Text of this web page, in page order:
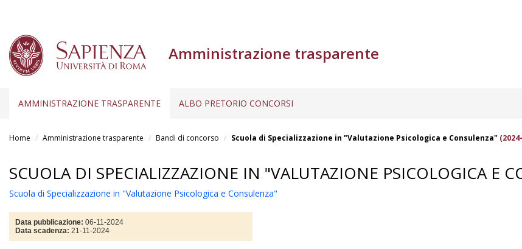
Amministrazione trasparente
AMMINISTRAZIONE TRASPARENTE ALBO PRETORIO CONCORSI
Home Amministrazione trasparente Bandi di concorso Scuola di Specializzazione in "Valutazione Psicologica e Consulenza"
SCUOLA DI SPECIALIZZAZIONE IN "VALUTAZIONE PSICOLOGICA E
Scuola di Specializzazione in "Valutazione Psicologica e Consulenza"
Data pubblicazione: 06-11-2024
Data scadenza: 21-11-2024